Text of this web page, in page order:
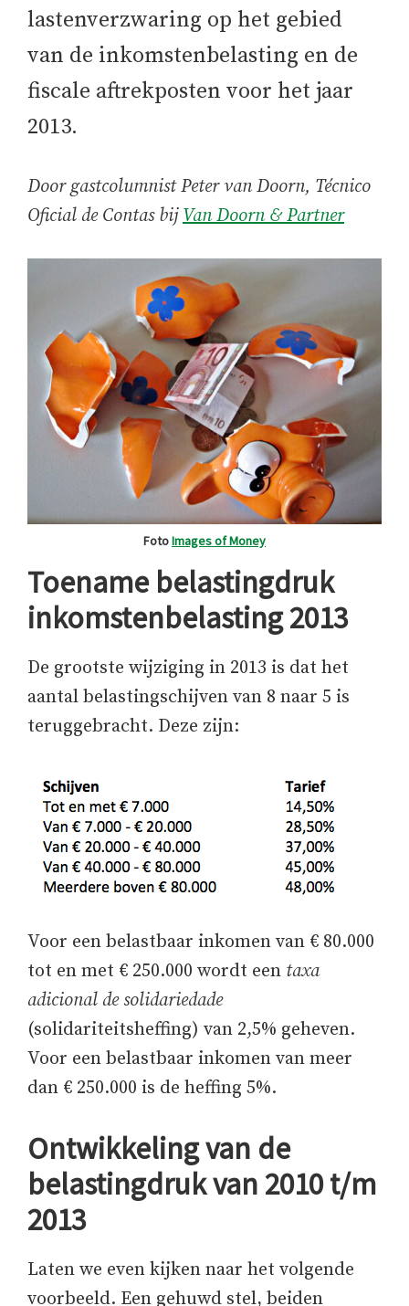
lastenverzwaring op het gebied
van de inkomstenbelasting en de
fiscale aftrekposten voor het jaar
2013.
Door gastcolumnistPeter van Doorn, Técnico
Oficial de Contas bijVan Doorn & Partner
FotoImages of Money
Toename belastingdruk
inkomstenbelasting 2013
De grootste wijziging in 2013 is dat het
aantal belastingschijven van 8 naar 5 is
teruggebracht. Deze zijn:
Voor een belastbaar inkomen van € 80.000
tot en met € 250.000 wordt een taxa
adicional de solidariedade
(solidariteitsheffing) van 2,5% geheven.
Voor een belastbaar inkomen van meer
dan € 250.000 is de heffing 5%.
Ontwikkeling van de
belastingdruk van 2010 t/m
2013
Laten we even kijken naar het volgende
voorbeeld. Een gehuwd stel, beiden